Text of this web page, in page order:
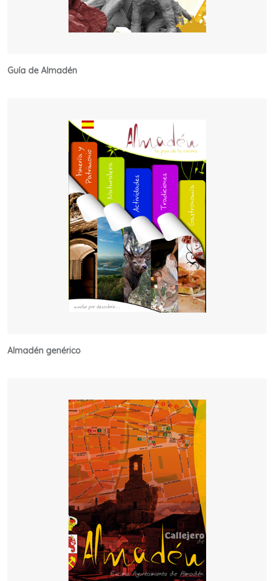
Guía de Almadén
Almadén genérico